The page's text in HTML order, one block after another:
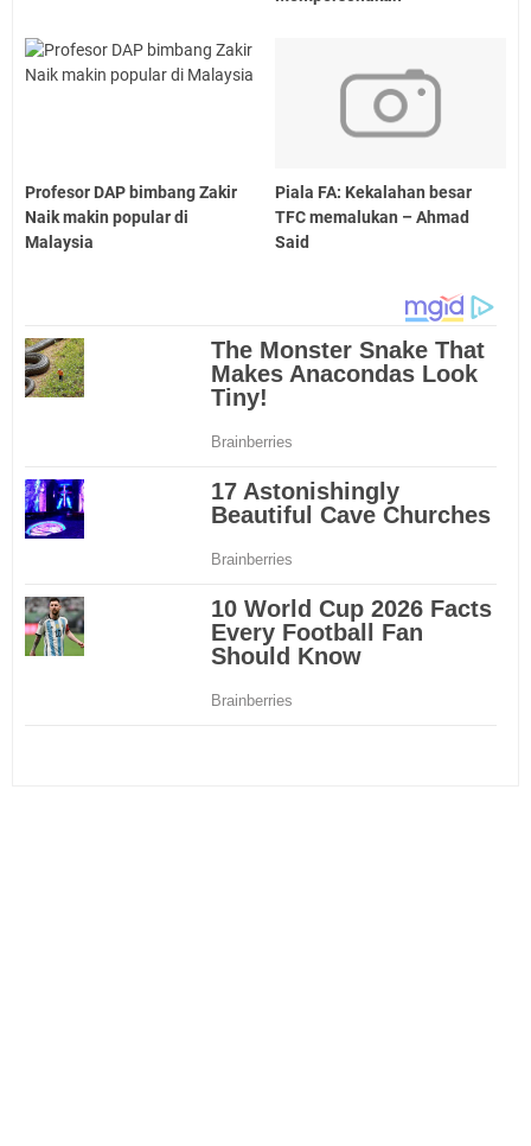
Profesor DAP bimbang Zakir
Naik makin popular di
Malaysia
Piala FA: Kekalahan besar
TFC memalukan – Ahmad
Said